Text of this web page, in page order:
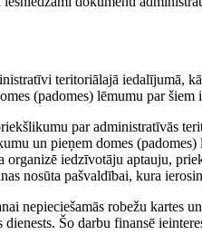
teritoriālajā iedalījumā,
(padomes) lēmumu par šiem
par administratīvās
un pieņem domes
organizē iedzīvotāju aptauju,
nosūta pašvaldībai, kura
nepieciešamās robežu kartes
Šo darbu finansē